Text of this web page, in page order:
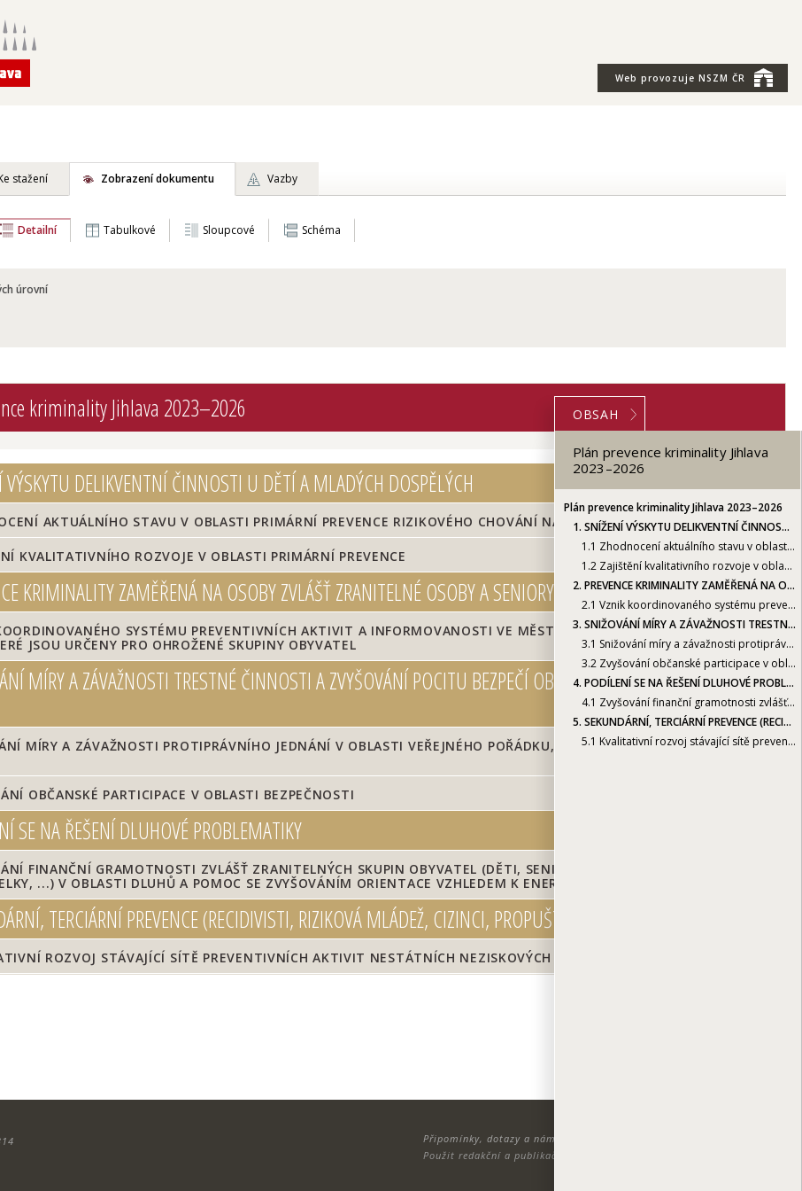
Web provozuje NSZM ČR
stažení Zobrazení dokumentu Vazby
Detailní Tabulkové Sloupcové Schéma
úrovní
OBSAH
Plán prevence kriminality Jihlava
2023–2026
Plán prevence kriminality Jihlava 2023–2026
1. SNÍŽENÍ VÝSKYTU DELIKVENTNÍ ČINNOSTI U DĚTÍ A MLADÝCH DOSPĚLÝCH
1.1 Zhodnocení aktuálního stavu v oblasti primární prevence rizikového chování na školách
1.2 Zajištění kvalitativního rozvoje v oblasti primární prevence
2. PREVENCE KRIMINALITY ZAMĚŘENÁ NA OSOBY ZVLÁŠŤ ZRANITELNÉ OSOBY A SENIORY
2.1 Vznik koordinovaného systému preventivních aktivit a informovanosti ve městě. Vytvoření podmínek pro služby, které jsou určeny pro ohrožené skupiny obyvatel
3. SNIŽOVÁNÍ MÍRY A ZÁVAŽNOSTI TRESTNÉ ČINNOSTI A ZVYŠOVÁNÍ POCITU BEZPEČÍ OBČANŮ JIHLAVY A NÁVŠTEVNÍKŮ MĚSTA
3.1 Snižování míry a závažnosti protiprávního jednání v oblasti veřejného pořádku, majetku a protiprávního jednání
3.2 Zvyšování občanské participace v oblasti bezpečnosti
4. PODÍLENÍ SE NA ŘEŠENÍ DLUHOVÉ PROBLEMATIKY
4.1 Zvyšování finanční gramotnosti zvlášť zranitelných skupin obyvatel (děti, senioři, handicapovaní, matky samoživitelky, ...) v oblasti dluhů a pomoc se zvyšováním orientace vzhledem k energetické chudobě
5. SEKUNDÁRNÍ, TERCIÁRNÍ PREVENCE (RECIDIVISTI, RIZIKOVÁ MLÁDEŽ, CIZINCI, PROPUŠTĚNÍ Z VÝKONU TRESTU)
5.1 Kvalitativní rozvoj stávající sítě preventivních aktivit nestátních neziskových organizací a MP
kriminality Jihlava 2023–2026
VÝSKYTU DELIKVENTNÍ ČINNOSTI U DĚTÍ A MLADÝCH DOSPĚLÝCH
AKTUÁLNÍHO STAVU V OBLASTI PRIMÁRNÍ PREVENCE RIZIKOVÉHO CHOVÁNÍ NA ŠKOLÁCH
KVALITATIVNÍHO ROZVOJE V OBLASTI PRIMÁRNÍ PREVENCE
KRIMINALITY ZAMĚŘENÁ NA OSOBY ZVLÁŠŤ ZRANITELNÉ OSOBY A SENIORY
SYSTÉMU PREVENTIVNÍCH AKTIVIT A INFORMOVANOSTI VE MĚSTĚ. VYTVOŘENÍ PODMÍNEK PRO
JSOU URČENY PRO OHROŽENÉ SKUPINY OBYVATEL
MÍRY A ZÁVAŽNOSTI TRESTNÉ ČINNOSTI A ZVYŠOVÁNÍ POCITU BEZPEČÍ OBČANŮ JIHLAVY A NÁVŠTEVNÍKŮ
MÍRY A ZÁVAŽNOSTI PROTIPRÁVNÍHO JEDNÁNÍ V OBLASTI VEŘEJNÉHO POŘÁDKU, MAJETKU A PROTIPRÁVNÍHO
OBČANSKÉ PARTICIPACE V OBLASTI BEZPEČNOSTI
SE NA ŘEŠENÍ DLUHOVÉ PROBLEMATIKY
FINANČNÍ GRAMOTNOSTI ZVLÁŠŤ ZRANITELNÝCH SKUPIN OBYVATEL (DĚTI, SENIOŘI, HANDICAPOVANÍ, MATKY
...) V OBLASTI DLUHŮ A POMOC SE ZVYŠOVÁNÍM ORIENTACE VZHLEDEM K ENERGETICKÉ CHUDOBĚ
TERCIÁRNÍ PREVENCE (RECIDIVISTI, RIZIKOVÁ MLÁDEŽ, CIZINCI, PROPUŠTĚNÍ Z VÝKONU TRESTU)
ROZVOJ STÁVAJÍCÍ SÍTĚ PREVENTIVNÍCH AKTIVIT NESTÁTNÍCH NEZISKOVÝCH ORGANIZACÍ A MP
Připomínky, dotazy a náměty zasílejte na adresu:
Použit redakční a publikační systém ActionApps TOOLKIT